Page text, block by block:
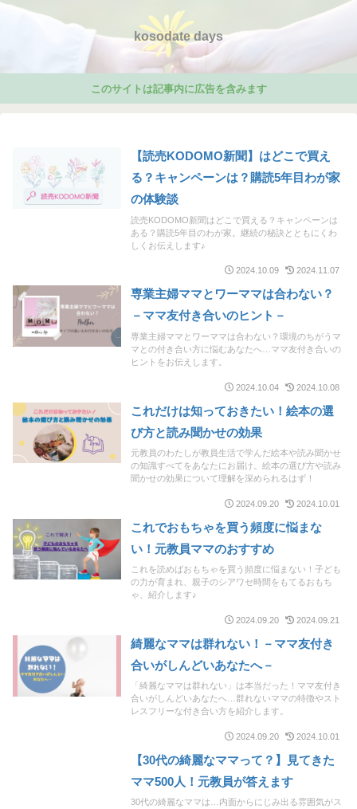
kosodate days
このサイトは記事内に広告を含みます
【読売KODOMO新聞】はどこで買え
る？キャンペーンは？購読5年目わが家
の体験談
読売KODOMO新聞はどこで買える？キャンペーンは
ある？購読5年目のわが家。継続の秘訣とともにくわ
しくお伝えします♪
2024.10.09 2024.11.07
専業主婦ママとワーママは合わない？
－ママ友付き合いのヒント－
専業主婦ママとワーママは合わない？環境のちがうマ
マとの付き合い方に悩むあなたへ…ママ友付き合いの
ヒントをお伝えします。
2024.10.04 2024.10.08
これだけは知っておきたい！絵本の選
び方と読み聞かせの効果
元教員のわたしが教員生活で学んだ絵本や読み聞かせ
の知識すべてをあなたにお届け。絵本の選び方や読み
聞かせの効果について理解を深められるはず！
2024.09.20 2024.10.01
これでおもちゃを買う頻度に悩まな
い！元教員ママのおすすめ
これを読めばおもちゃを買う頻度に悩まない！子ども
の力が育まれ、親子のシアワセ時間をもてるおもち
ゃ、紹介します♪
2024.09.20 2024.09.21
綺麗なママは群れない！－ママ友付き
合いがしんどいあなたへ－
「綺麗なママは群れない」は本当だった！ママ友付き
合いがしんどいあなたへ…群れないママの特徴やスト
レスフリーな付き合い方を紹介します。
2024.09.20 2024.10.01
【30代の綺麗なママって？】見てきた
ママ500人！元教員が答えます
30代の綺麗なママは…内面からにじみ出る雰囲気がス